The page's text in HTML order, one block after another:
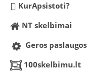
KurApsistoti?
NT skelbimai
Geros paslaugos
100skelbimu.lt